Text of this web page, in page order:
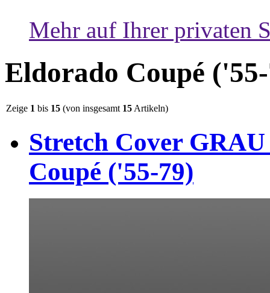
Mehr auf Ihrer privaten
Eldorado Coupé
Zeige 1 bis 15 (von insgesamt 15 Artikeln)
Stretch Cover
Coupé ('55-79)